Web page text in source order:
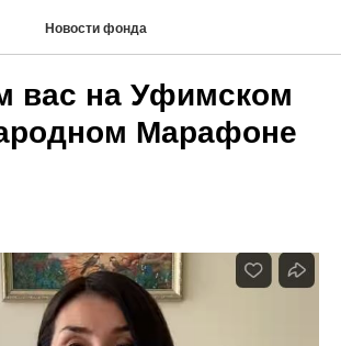
Новости фонда
вас на Уфимском
Марафоне